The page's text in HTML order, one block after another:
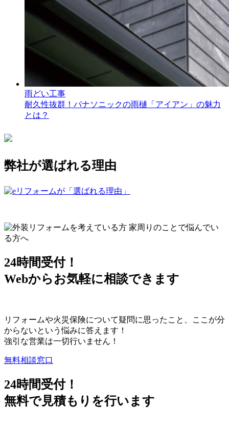
雨どい工事
耐久性抜群！パナソニックの雨樋「アイアン」の魅力
とは？
弊社が選ばれる理由
24時間受付！
Webからお気軽に相談できます
リフォームや火災保険について疑問に思ったこと、ここが分
からないという悩みに答えます！
強引な営業は一切行いません！
無料相談窓口
24時間受付！
無料で見積もりを行います